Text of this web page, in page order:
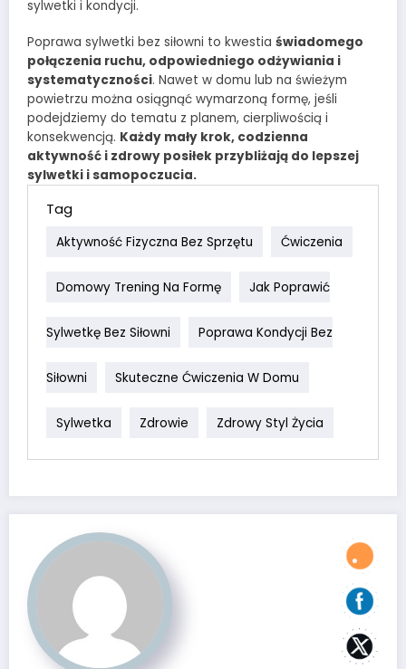
sylwetki i kondycji.
Poprawa sylwetki bez siłowni to kwestia świadomego
połączenia ruchu, odpowiedniego odżywiania i
systematyczności. Nawet w domu lub na świeżym
powietrzu można osiągnąć wymarzoną formę, jeśli
podejdziemy do tematu z planem, cierpliwością i
konsekwencją. Każdy mały krok, codzienna
aktywność i zdrowy posiłek przybliżają do lepszej
sylwetki i samopoczucia.
Tag
Aktywność Fizyczna Bez Sprzętu Ćwiczenia
Domowy Trening Na Formę Jak Poprawić
Sylwetkę Bez Siłowni Poprawa Kondycji Bez
Siłowni Skuteczne Ćwiczenia W Domu
Sylwetka Zdrowie Zdrowy Styl Życia